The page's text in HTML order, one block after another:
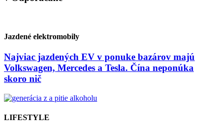
Jazdené elektromobily
Najviac jazdených EV v ponuke bazárov majú
Volkswagen, Mercedes a Tesla. Čína neponúka
skoro nič
LIFESTYLE